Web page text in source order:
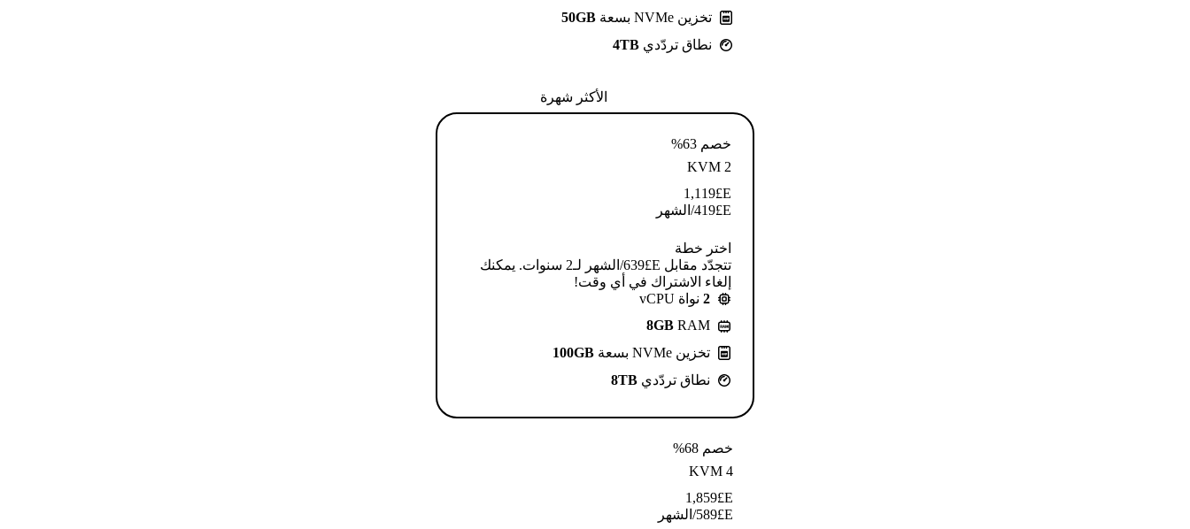
تخزين NVMe بسعة
50GB
نطاق تردّدي 4TB
الأكثر شهرة
خصم 63%
KVM 2
E£
1,119
E£
419/الشهر
اختر خطة
تتجدّد مقابل E£⁦639⁩/الشهر لـ2 سنوات. يمكنك
إلغاء الاشتراك في أي وقت!
2 نواة vCPU
8GB RAM
تخزين NVMe بسعة
100GB
نطاق تردّدي 8TB
خصم 68%
KVM 4
E£
1,859
E£
589/الشهر